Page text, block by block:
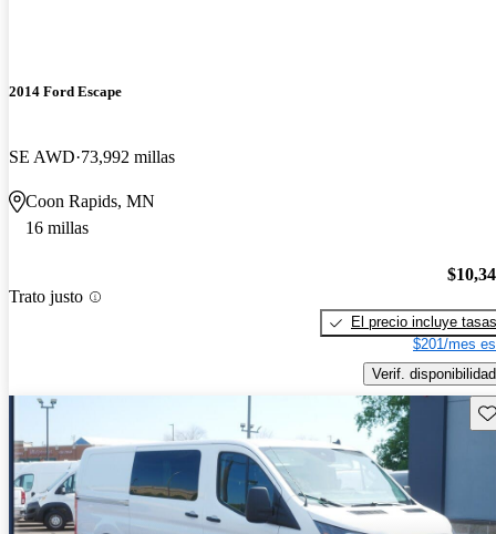
2014 Ford Escape
SE AWD 73,992 millas
Coon Rapids, MN
16 millas
Trato justo
El precio incluye tasas
$201/mes
Verif. disponibilidad